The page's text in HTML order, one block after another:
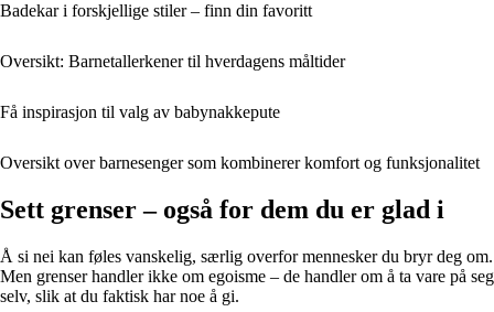
Badekar i forskjellige stiler – finn din favoritt
Oversikt: Barnetallerkener til hverdagens måltider
Få inspirasjon til valg av babynakkepute
Oversikt over barnesenger som kombinerer komfort og funksjonalitet
Sett grenser – også for dem du er glad i
Å si nei kan føles vanskelig, særlig overfor mennesker du bryr deg om.
Men grenser handler ikke om egoisme – de handler om å ta vare på seg
selv, slik at du faktisk har noe å gi.